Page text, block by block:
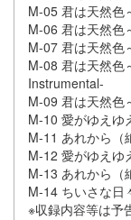
M-05 君は天然色
M-06 君は天然色
M-07 君は天然色
M-08 君は天然色
Instrumental-
M-09 君は天然色
M-10 愛がゆえゆ
M-11 あれから（
M-12 愛がゆえゆ
M-13 あれから（
M-14 ちいさな日
※収録内容等は予